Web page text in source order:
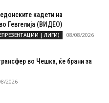
кадети на
Гевгелија (ВИДЕО)
| ЛИГИ) 08/08/2026
во Чешка, ќе брани за
2026